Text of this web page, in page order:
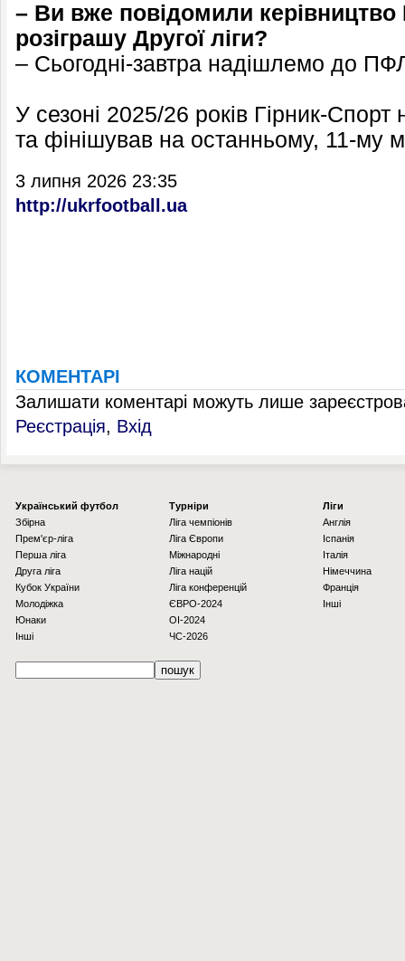
– Ви вже повідомили
розіграшу Другої ліги?
– Сьогодні-завтра надішлемо до
У сезоні 2025/26 років Гірник-Спорт
та фінішував на останньому, 11-му
3 липня 2026 23:35
http://ukrfootball.ua
КОМЕНТАРІ
Залишати коментарі можуть лише
Реєстрація, Вхід
Українcький футбол
Збірна
Прем'єр-ліга
Перша ліга
Друга ліга
Кубок України
Молодіжка
Юнаки
Інші
Турніри
Ліга чемпіонів
Ліга Європи
Міжнародні
Ліга націй
Ліга конференцій
ЄВРО-2024
OI-2024
ЧС-2026
Ліги
Англія
Іспанія
Італія
Німеччина
Франція
Інші